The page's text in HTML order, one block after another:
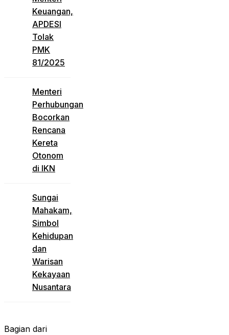
Keuangan,
APDESI
Tolak
PMK
81/2025
Menteri
Perhubungan
Bocorkan
Rencana
Kereta
Otonom
di IKN
Sungai
Mahakam,
Simbol
Kehidupan
dan
Warisan
Kekayaan
Nusantara
Bagian dari